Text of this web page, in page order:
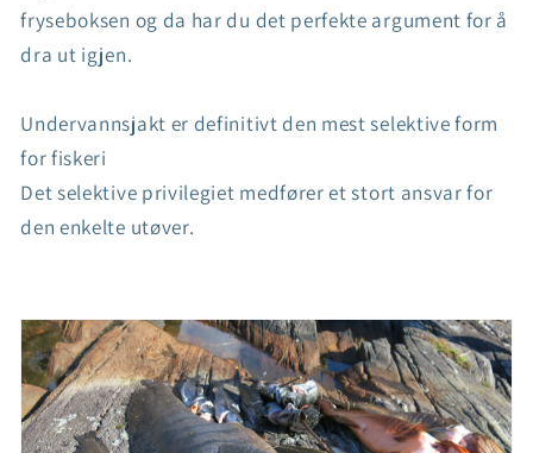
fryseboksen og da har du det perfekte argument for å
dra ut igjen.
Undervannsjakt er definitivt den mest selektive form
for fiskeri
Det selektive privilegiet medfører et stort ansvar for
den enkelte utøver.